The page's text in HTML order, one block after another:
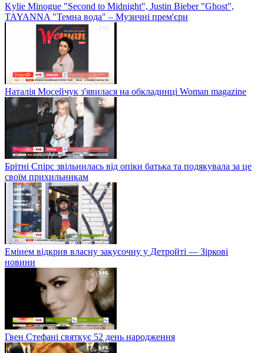
Kylie Minogue "Second to Midnight", Justin Bieber "Ghost",
TAYANNA "Темна вода" – Музичні прем'єри
Наталія Мосейчук з'явилася на обкладинці Woman magazine
Брітні Спірс звільнилась від опіки батька та подякувала за це
своїм прихильникам
Емінем відкрив власну закусочну у Детройті — Зіркові
новини
Гвен Стефані святкує 52 день народження